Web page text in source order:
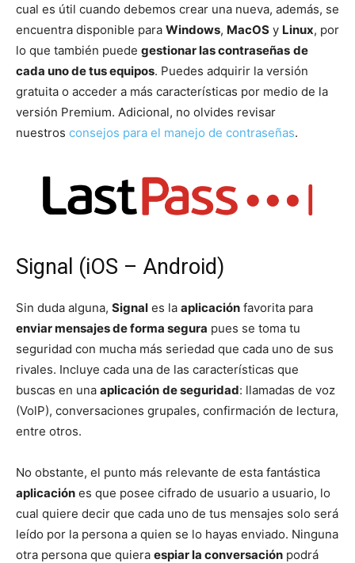
cual es útil cuando debemos crear una nueva, además, se
encuentra disponible para Windows, MacOS y Linux, por
lo que también puede gestionar las contraseñas de
cada uno de tus equipos. Puedes adquirir la versión
gratuita o acceder a más características por medio de la
versión Premium. Adicional, no olvides revisar
nuestros consejos para el manejo de contraseñas.
Signal (iOS – Android)
Sin duda alguna, Signal es la aplicación favorita para
enviar mensajes de forma segura pues se toma tu
seguridad con mucha más seriedad que cada uno de sus
rivales. Incluye cada una de las características que
buscas en una aplicación de seguridad: llamadas de voz
(VolP), conversaciones grupales, confirmación de lectura,
entre otros.
No obstante, el punto más relevante de esta fantástica
aplicación es que posee cifrado de usuario a usuario, lo
cual quiere decir que cada uno de tus mensajes solo será
leído por la persona a quien se lo hayas enviado. Ninguna
otra persona que quiera espiar la conversación podrá